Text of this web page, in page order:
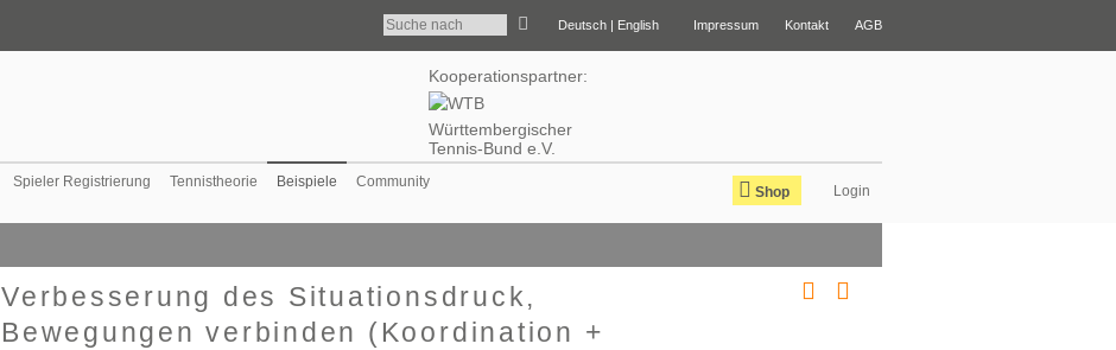
Deutsch | English Impressum Kontakt AGB
Kooperationspartner:
Württembergischer
Tennis-Bund e.V.
Spieler Registrierung Tennistheorie Beispiele Community
Shop
Verbesserung des Situationsdruck,
Bewegungen verbinden (Koordination +